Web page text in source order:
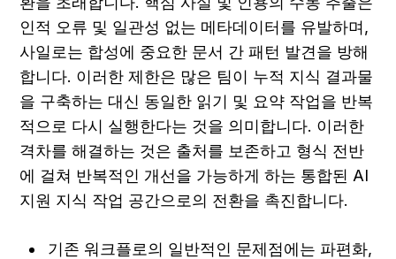
인적 오류 및 일관성 없는 메타데이터를 유발하며,
사일로는 합성에 중요한 문서 간 패턴 발견을 방해
합니다. 이러한 제한은 많은 팀이 누적 지식 결과물
을 구축하는 대신 동일한 읽기 및 요약 작업을 반복
적으로 다시 실행한다는 것을 의미합니다. 이러한
격차를 해결하는 것은 출처를 보존하고 형식 전반
에 걸쳐 반복적인 개선을 가능하게 하는 통합된 AI
지원 지식 작업 공간으로의 전환을 촉진합니다.
기존 워크플로의 일반적인 문제점에는 파편화,